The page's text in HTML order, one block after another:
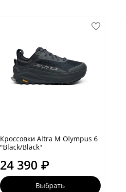
Кроссовки Altra M Olympus 6
"Black/Black"
24 390 ₽
Выбрать